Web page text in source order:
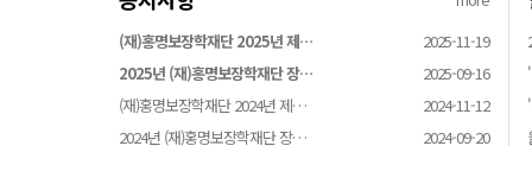
(재)홍명보장학재단 2025년 제…
2025-11-19
2025년 (재)홍명보장학재단 장…
2025-09-16
(재)홍명보장학재단 2024년 제…
2024-11-12
2024년 (재)홍명보장학재단 장…
2024-09-20